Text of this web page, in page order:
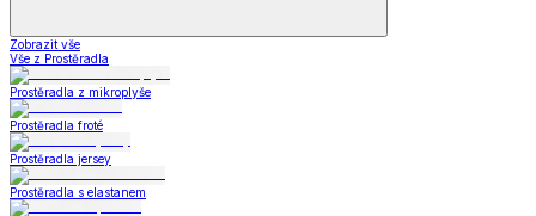
Zobrazit vše
Vše z Prostěradla
Prostěradla z mikroplyše
Prostěradla froté
Prostěradla jersey
Prostěradla s elastanem